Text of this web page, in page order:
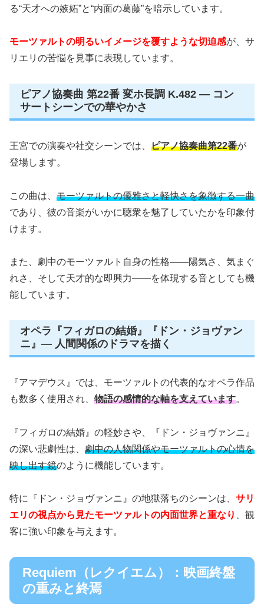
る“天才への嫉妬”と“内面の葛藤”を暗示しています。
モーツァルトの明るいイメージを覆すような切迫感が、サ
リエリの苦悩を見事に表現しています。
ピアノ協奏曲 第22番 変ホ長調 K.482 — コン
サートシーンでの華やかさ
王宮での演奏や社交シーンでは、 ピアノ協奏曲第22番が
登場します。
この曲は、 モーツァルトの優雅さと軽快さを象徴する一曲
であり、彼の音楽がいかに聴衆を魅了していたかを印象付
けます。
また、劇中のモーツァルト自身の性格——陽気さ、気まぐ
れさ、そして天才的な即興力——を体現する音としても機
能しています。
オペラ『フィガロの結婚』『ドン・ジョヴァン
ニ』— 人間関係のドラマを描く
『アマデウス』では、モーツァルトの代表的なオペラ作品
も数多く使用され、 物語の感情的な軸を支えています。
『フィガロの結婚』の軽妙さや、『ドン・ジョヴァンニ』
の深い悲劇性は、 劇中の人物関係やモーツァルトの心情を
映し出す鏡のように機能しています。
特に『ドン・ジョヴァンニ』の地獄落ちのシーンは、 サリ
エリの視点から見たモーツァルトの内面世界と重なり
、観
客に強い印象を与えます。
Requiem（レクイエム）：映画終盤
の重みと終焉